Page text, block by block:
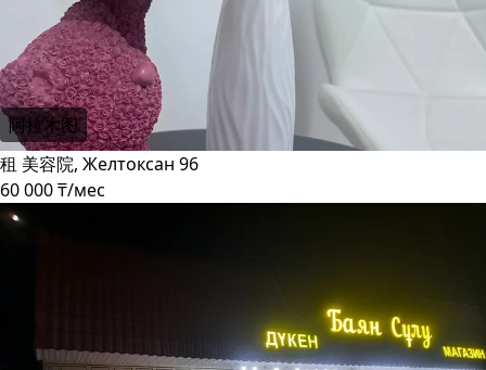
阿拉木图
租 美容院, Желтоксан 96
60 000 ₸/мес